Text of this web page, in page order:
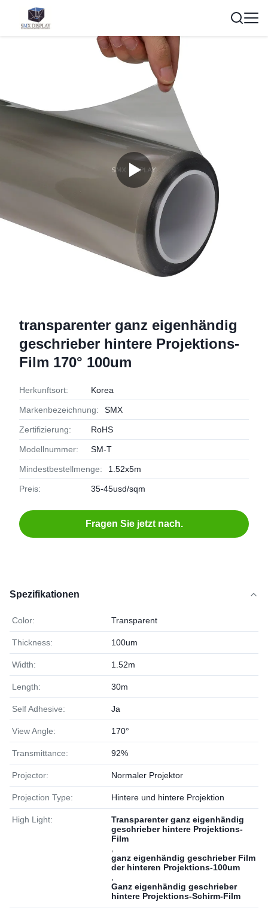
transparenter ganz eigenhändig
geschrieber hintere Projektions-
Film 170° 100um
Herkunftsort: Korea
Markenbezeichnung: SMX
Zertifizierung: RoHS
Modellnummer: SM-T
Mindestbestellmenge: 1.52x5m
Preis: 35-45usd/sqm
Fragen Sie jetzt nach.
Spezifikationen
Color: Transparent
Thickness: 100um
Width: 1.52m
Length: 30m
Self Adhesive: Ja
View Angle: 170°
Transmittance: 92%
Projector: Normaler Projektor
Projection Type: Hintere und hintere Projektion
High Light:
Transparenter ganz eigenhändig
geschrieber hintere Projektions-
Film
ganz eigenhändig geschrieber Film
der hinteren Projektions-100um
Ganz eigenhändig geschrieber
hintere Projektions-Schirm-Film